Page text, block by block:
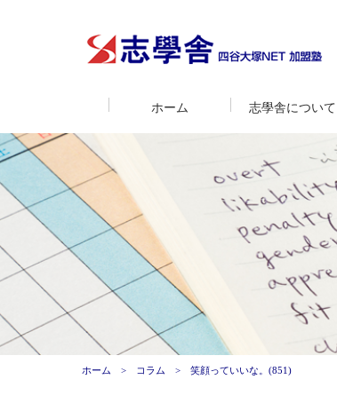
ホーム 志學舎について
ホーム コラム 笑顔っていいな。(851)